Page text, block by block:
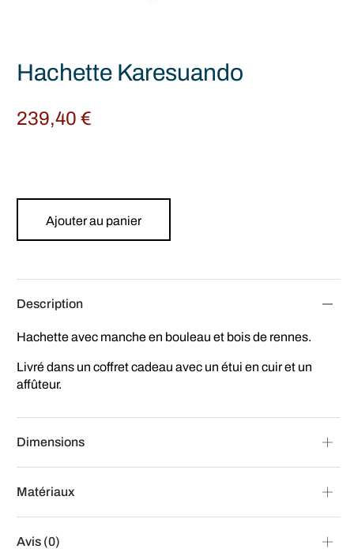
Hachette Karesuando
239,40€
Ajouter au panier
Description
Hachette avec manche en bouleau et bois de rennes.
Livré dans un coffret cadeau avec un étui en cuir et un
affûteur.
Dimensions
Matériaux
Avis (0)